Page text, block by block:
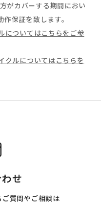
がカバーする期間におい
保証を致します。
ついてはこちらをご参
ルについてはこちらを
せ
質問やご相談は